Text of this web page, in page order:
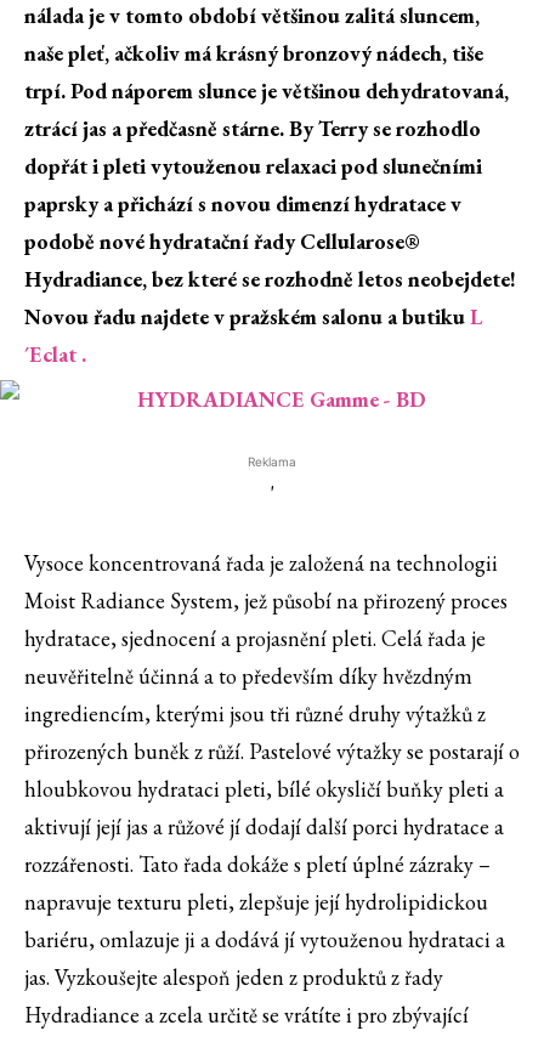
nálada je v tomto období většinou zalitá sluncem,
naše pleť, ačkoliv má krásný bronzový nádech, tiše
trpí. Pod náporem slunce je většinou dehydratovaná,
ztrácí jas a předčasně stárne. By Terry se rozhodlo
dopřát i pleti vytouženou relaxaci pod slunečními
paprsky a přichází s novou dimenzí hydratace v
podobě nové hydratační řady Cellularose®
Hydradiance, bez které se rozhodně letos neobejdete!
Novou řadu najdete v pražském salonu a butikuL
´Eclat .
Reklama
'
Vysoce koncentrovaná řada je založená na technologii
Moist Radiance System, jež působí na přirozený proces
hydratace, sjednocení a projasnění pleti. Celá řada je
neuvěřitelně účinná a to především díky hvězdným
ingrediencím, kterými jsou tři různé druhy výtažků z
přirozených buněk z růží. Pastelové výtažky se postarají o
hloubkovou hydrataci pleti, bílé okysličí buňky pleti a
aktivují její jas a růžové jí dodají další porci hydratace a
rozzářenosti. Tato řada dokáže s pletí úplné zázraky –
napravuje texturu pleti, zlepšuje její hydrolipidickou
bariéru, omlazuje ji a dodává jí vytouženou hydrataci a
jas. Vyzkoušejte alespoň jeden z produktů z řady
Hydradiance a zcela určitě se vrátíte i pro zbývající